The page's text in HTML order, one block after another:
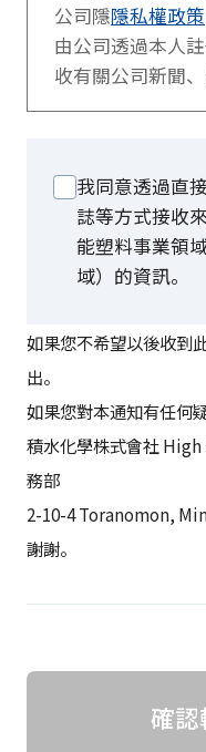
公司隱隱私權政策
由公司透過本人
收有關公司新聞
我同意透過直
誌等方式接收
能塑料事業領
域）的資訊。
如果您不希望以後收到
出。
如果您對本通知有任何
積水化學株式會社
務部
2-10-4 Toranomon,
謝謝。
確認